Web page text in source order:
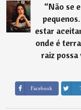
“Não se
estar
onde é
raiz possa
Facebook